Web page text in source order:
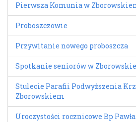
Pierwsza Komunia w
Proboszczowie
Przywitanie nowego proboszcza
Spotkanie seniorów w
Stulecie Parafii Podwyższenia
Zborowskiem
Uroczystości rocznicowe Bp